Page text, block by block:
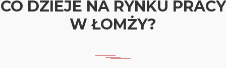
CO DZIEJE NA RYNKU PRACY
W ŁOMŻY?